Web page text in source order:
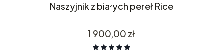
Naszyjnik z białych pereł Rice
Cena
1 900,00 zł